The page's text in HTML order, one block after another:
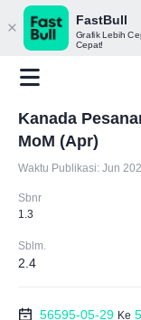
FastBull
Grafik Lebih
Cepat!
Kanada
MoM (Apr)
Waktu Publikasi: Jun
Sbnr
1.3
Sblm.
2.4
56595-05-29 Ke